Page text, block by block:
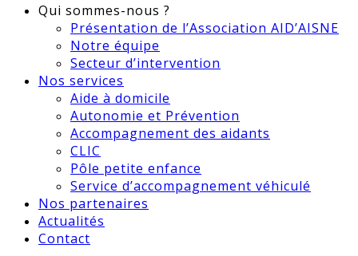
Qui sommes-nous ?
Présentation de l’Association AID’AISNE
Notre équipe
Secteur d’intervention
Nos services
Aide à domicile
Autonomie et Prévention
Accompagnement des aidants
CLIC
Pôle petite enfance
Service d’accompagnement véhiculé
Nos partenaires
Actualités
Contact